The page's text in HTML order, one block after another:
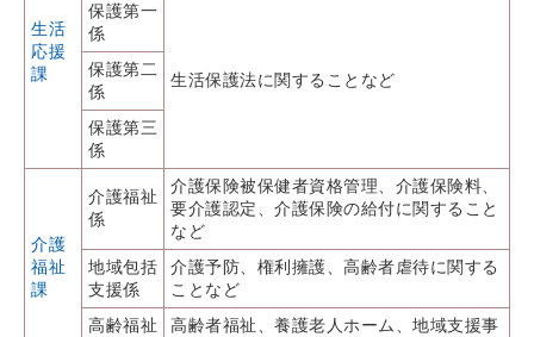
生活
応援
課
保護第一
係
生活保護法に関することなど
保護第二
係
保護第三
係
介護
福祉
課
介護福祉
係
介護保険被保健者資格管理、介護保険料、
要介護認定、介護保険の給付に関すること
など
地域包括
支援係
介護予防、権利擁護、高齢者虐待に関する
ことなど
高齢福祉
高齢者福祉、養護老人ホーム、地域支援事